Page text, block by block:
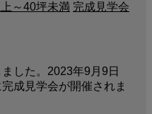
～40坪未満 完成見学会
した。2023年9月9日
成見学会が開催されま